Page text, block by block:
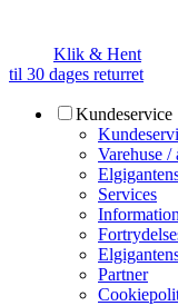
Klik & Hent
til 30 dages returret
Kundeservice
Varehuse /
Services
Partner